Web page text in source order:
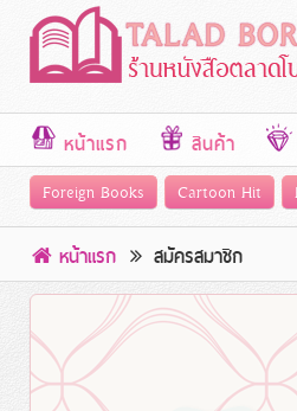
หน้าแรก สินค้า
Foreign Books Cartoon Hit
หน้าแรก สมัครสมาชิก
Easy